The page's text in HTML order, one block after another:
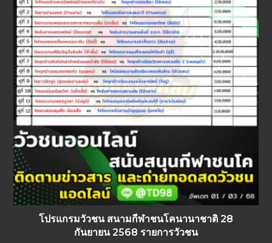
โปรแกรมวัวชน สนามกีฬาชนโคนานาชาติ 28
กันยายน 2568 รายการวัวชน